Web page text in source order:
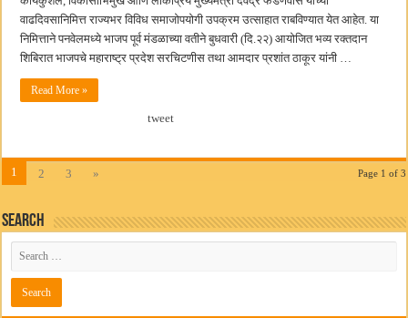
वाढदिवसानिमित्त राज्यभर विविध समाजोपयोगी उपक्रम उत्साहात राबविण्यात येत आहेत. या
निमित्ताने पनवेलमध्ये भाजप पूर्व मंडळाच्या वतीने बुधवारी (दि.२२) आयोजित भव्य रक्तदान
शिबिरात भाजपचे महाराष्ट्र प्रदेश सरचिटणीस तथा आमदार प्रशांत ठाकूर यांनी …
Read More »
tweet
Page 1 of 3
1 2 3 »
Search